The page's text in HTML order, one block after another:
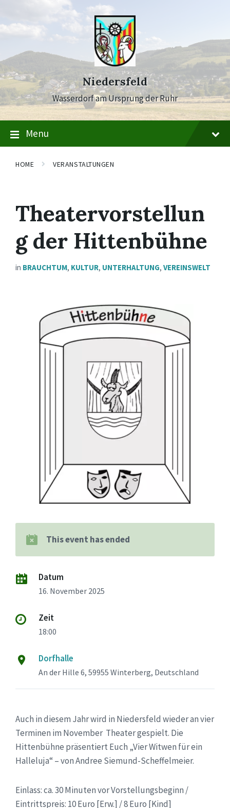
content
main
navigation
footer
Niedersfeld
Wasserdorf am Ursprung der Ruhr
Menu
HOME VERANSTALTUNGEN
Theatervorstellun
g der Hittenbühne
in BRAUCHTUM, KULTUR, UNTERHALTUNG, VEREINSWELT
This event has ended
Datum
16. November 2025
Zeit
18:00
Dorfhalle
An der Hille 6, 59955 Winterberg, Deutschland
Auch in diesem Jahr wird in Niedersfeld wieder an vier
Terminen im November Theater gespielt. Die
Hittenbühne präsentiert Euch „Vier Witwen für ein
Halleluja“ – von Andree Siemund-Scheffelmeier.
Einlass: ca. 30 Minuten vor Vorstellungsbeginn /
Eintrittspreis: 10 Euro [Erw.] / 8 Euro [Kind]